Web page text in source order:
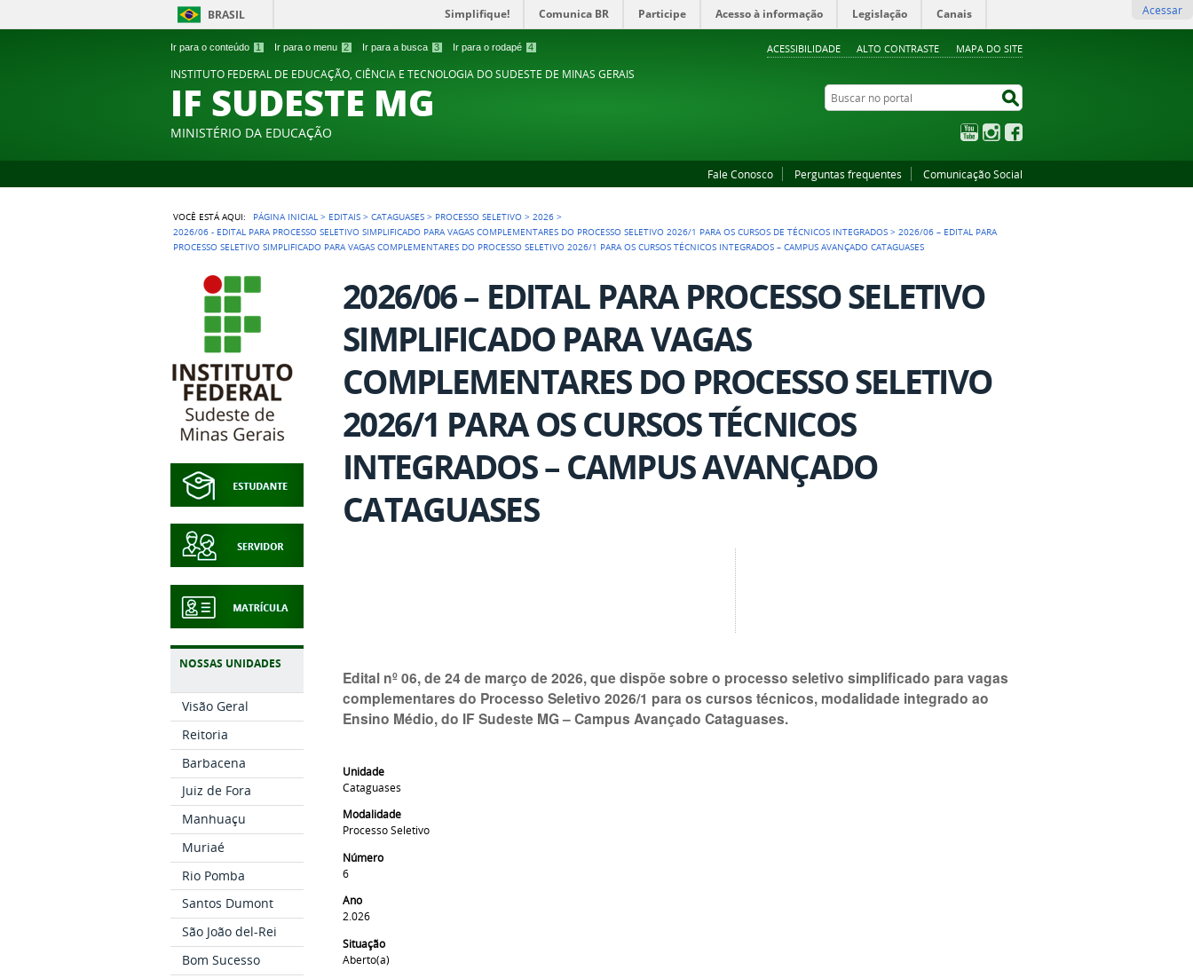
Ir para o conteúdo 1 Ir para o menu 2 Ir para a busca 3 Ir para o rodapé 4 ACESSIBILIDADE ALTO CONTRASTE MAPA DO SITE
BRASIL Simplifique! Comunica BR Participe Acesso à informação Legislação Canais Acessar
INSTITUTO FEDERAL DE EDUCAÇÃO, CIÊNCIA E TECNOLOGIA DO SUDESTE DE MINAS GERAIS
IF SUDESTE MG
MINISTÉRIO DA EDUCAÇÃO
Buscar no portal
YouTubeInstagram
Fale Conosco Perguntas frequentes Comunicação Social
VOCÊ ESTÁ AQUI: PÁGINA INICIAL > EDITAIS >CATAGUASES > PROCESSO SELETIVO >2026 >
2026/06 - EDITAL PARA PROCESSO SELETIVO SIMPLIFICADO PARA VAGAS COMPLEMENTARES DO PROCESSO SELETIVO 2026/1 PARA OS CURSOS DE TÉCNICOS INTEGRADOS >2026/06 – EDITAL PARA
PROCESSO SELETIVO SIMPLIFICADO PARA VAGAS COMPLEMENTARES DO PROCESSO SELETIVO 2026/1 PARA OS CURSOS TÉCNICOS INTEGRADOS – CAMPUS AVANÇADO CATAGUASES
NOSSAS UNIDADES
Visão Geral
Reitoria
Barbacena
Juiz de Fora
Manhuaçu
Muriaé
Rio Pomba
Santos Dumont
São João del-Rei
Bom Sucesso
2026/06 – EDITAL PARA PROCESSO SELETIVO
SIMPLIFICADO PARA VAGAS
COMPLEMENTARES DO PROCESSO SELETIVO
2026/1 PARA OS CURSOS TÉCNICOS
INTEGRADOS – CAMPUS AVANÇADO
CATAGUASES
Edital nº 06, de 24 de março de 2026, que dispõe sobre o processo seletivo simplificado para vagas
complementares do Processo Seletivo 2026/1 para os cursos técnicos, modalidade integrado ao
Ensino Médio, do IF Sudeste MG – Campus Avançado Cataguases.
Unidade
Cataguases
Modalidade
Processo Seletivo
Número
6
Ano
2.026
Situação
Aberto(a)